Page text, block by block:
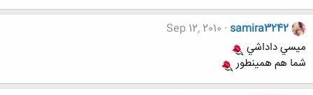
samira3242
Sep 12, 2010
ميسي داداشي
شما هم همينطور